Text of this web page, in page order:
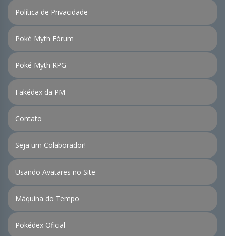
Política de Privacidade
Poké Myth Fórum
Poké Myth RPG
Fakédex da PM
Contato
Seja um Colaborador!
Usando Avatares no Site
Máquina do Tempo
Pokédex Oficial